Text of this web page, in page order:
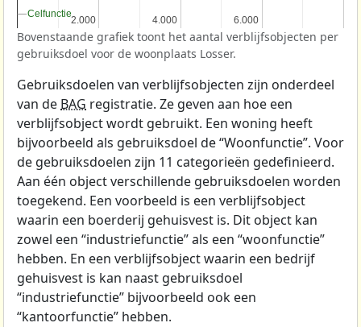
2.000
2.000 4.000
4.000 6.000
6.000
Celfunctie
Celfunctie
Bovenstaande grafiek toont het aantal verblijfsobjecten per
gebruiksdoel voor de woonplaats Losser.
Gebruiksdoelen van verblijfsobjecten zijn onderdeel
van de BAG registratie. Ze geven aan hoe een
verblijfsobject wordt gebruikt. Een woning heeft
bijvoorbeeld als gebruiksdoel de “Woonfunctie”. Voor
de gebruiksdoelen zijn 11 categorieën gedefinieerd.
Aan één object verschillende gebruiksdoelen worden
toegekend. Een voorbeeld is een verblijfsobject
waarin een boerderij gehuisvest is. Dit object kan
zowel een “industriefunctie” als een “woonfunctie”
hebben. En een verblijfsobject waarin een bedrijf
gehuisvest is kan naast gebruiksdoel
“industriefunctie” bijvoorbeeld ook een
“kantoorfunctie” hebben.